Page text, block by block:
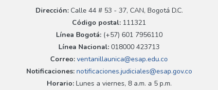
Dirección:Calle 44 # 53 - 37, CAN, Bogotá D.C.
Código postal: 111321
Línea Bogotá:(+57) 601 7956110
Línea Nacional: 018000 423713
Correo: ventanillaunica@esap.edu.co
Notificaciones:notificaciones.judiciales@esap.gov.co
Horario:Lunes a viernes, 8 a.m. a 5 p.m.